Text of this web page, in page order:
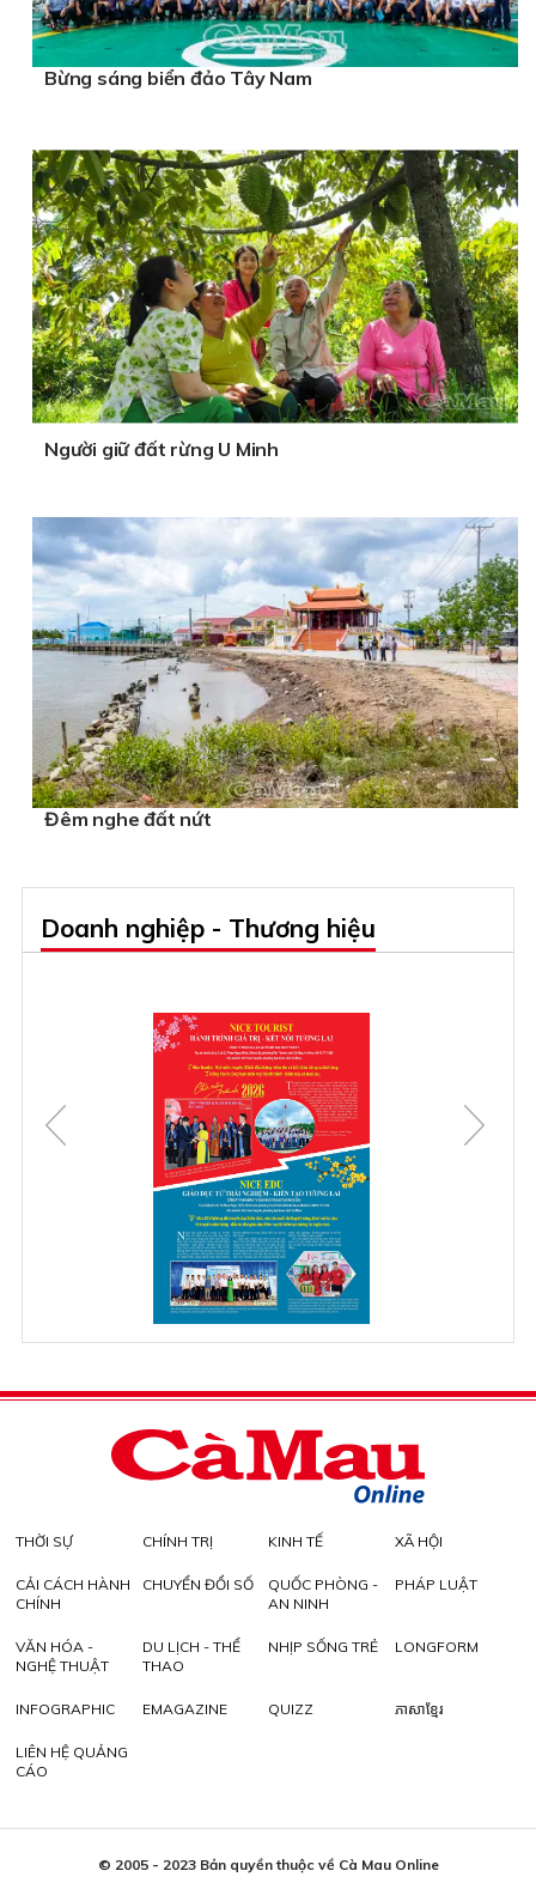
Bừng sáng biển đảo Tây Nam
Người giữ đất rừng U Minh
Đêm nghe đất nứt
Doanh nghiệp - Thương hiệu
THỜI SỰ CHÍNH TRỊ KINH TẾ XÃ HỘI
CẢI CÁCH HÀNH
CHÍNH
CHUYỂN ĐỔI SỐ
QUỐC PHÒNG -
AN NINH
PHÁP LUẬT
VĂN HÓA -
NGHỆ THUẬT
DU LỊCH - THỂ
THAO
NHỊP SỐNG TRẺ LONGFORM
INFOGRAPHIC EMAGAZINE QUIZZ ភាសាខ្មែរ
LIÊN HỆ QUẢNG
CÁO
© 2005 - 2023 Bản quyền thuộc về Cà Mau Online